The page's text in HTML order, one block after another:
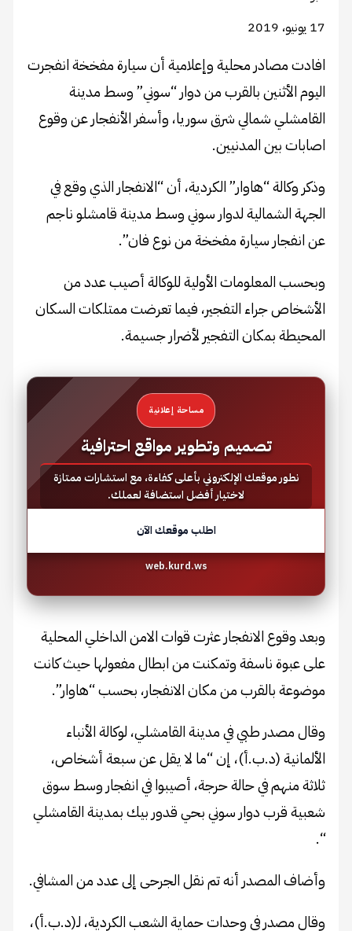
17 يونيو، 2019
افادت مصادر محلية وإعلامية أن سيارة مفخخة انفجرت
اليوم الأثنين بالقرب من دوار “سوني” وسط مدينة
القامشلي شمالي شرق سوريا، وأسفر الأنفجار عن وقوع
اصابات بين المدنيين.
وذكر وكالة “هاوار” الكردية، أن “الانفجار الذي وقع في
الجهة الشمالية لدوار سوني وسط مدينة قامشلو ناجم
عن انفجار سيارة مفخخة من نوع فان”.
وبحسب المعلومات الأولية للوكالة أصيب عدد من
الأشخاص جراء التفجير، فيما تعرضت ممتلكات السكان
المحيطة بمكان التفجير لأضرار جسيمة.
مساحة إعلانية
تصميم وتطوير مواقع احترافية
نطور موقعك الإلكتروني بأعلى كفاءة، مع استشارات ممتازة
لاختيار أفضل استضافة لعملك.
اطلب موقعك الآن
web.kurd.ws
وبعد وقوع الانفجار عثرت قوات الامن الداخلي المحلية
على عبوة ناسفة وتمكنت من ابطال مفعولها حيث كانت
موضوعة بالقرب من مكان الانفجار، بحسب “هاوار”.
وقال مصدر طبي في مدينة القامشلي، لوكالة الأنباء
الألمانية (د.ب.أ)، إن “ما لا يقل عن سبعة أشخاص،
ثلاثة منهم في حالة حرجة، أصيبوا في انفجار وسط سوق
شعبية قرب دوار سوني بحي قدور بيك بمدينة القامشلي
“.
وأضاف المصدر أنه تم نقل الجرحى إلى عدد من المشافي.
وقال مصدر في وحدات حماية الشعب الكردية، لـ(د.ب.أ)،